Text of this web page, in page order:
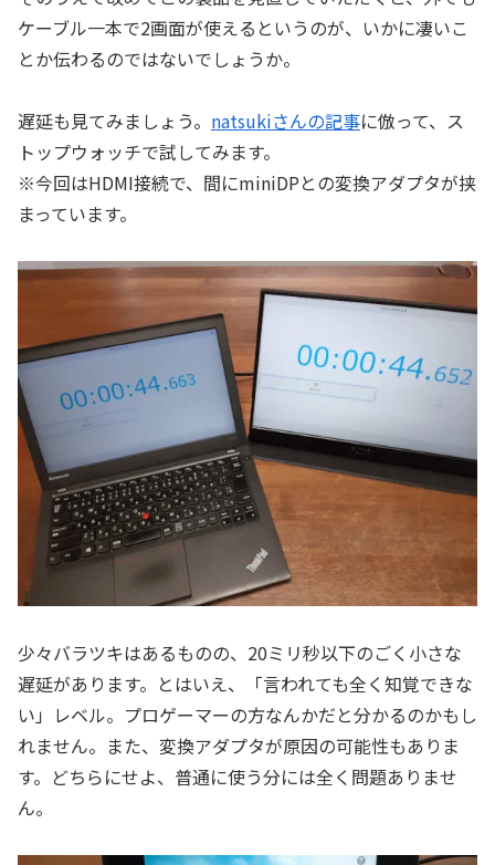
ケーブル一本で2画面が使えるというのが、いかに凄いこ
とか伝わるのではないでしょうか。
遅延も見てみましょう。 natsukiさんの記事に倣って、ス
トップウォッチで試してみます。
※今回はHDMI接続で、間にminiDPとの変換アダプタが挟
まっています。
少々バラツキはあるものの、20ミリ秒以下のごく小さな
遅延があります。とはいえ、「言われても全く知覚できな
い」レベル。プロゲーマーの方なんかだと分かるのかもし
れません。また、変換アダプタが原因の可能性もありま
す。どちらにせよ、普通に使う分には全く問題ありませ
ん。